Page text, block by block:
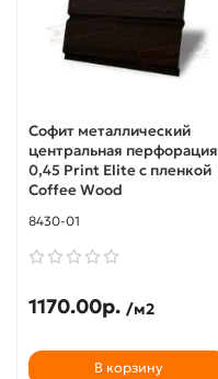
Софит металлический
центральная перфорация
0,45 Print Elite с пленкой
Coffee Wood
8430-01
1170.00р. /м2
В корзину